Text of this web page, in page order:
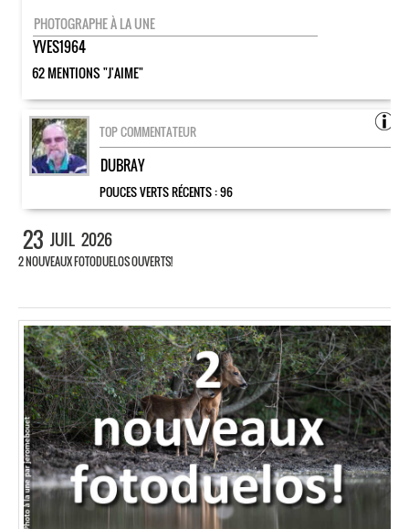
PHOTOGRAPHE À LA UNE
YVES1964
62 MENTIONS "J'AIME"
TOP COMMENTATEUR
DUBRAY
POUCES VERTS RÉCENTS :96
23 JUIL 2026
2 NOUVEAUX FOTODUELOS OUVERTS!